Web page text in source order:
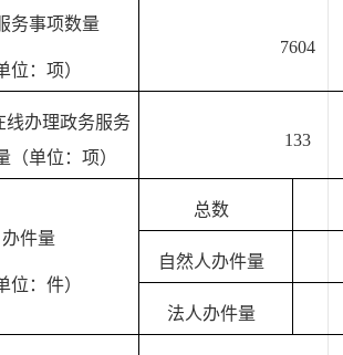
务事项数量
位：项）
7604
线办理政务服务
（单位：项）
133
办件量
位：件）
总数
自然人办件量
法人办件量